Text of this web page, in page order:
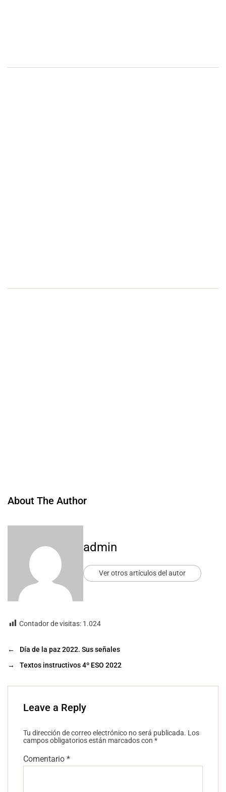
About The Author
admin
Ver otros artículos del autor
Contador de visitas: 1.024
←
Día de la paz 2022. Sus señales
→
Textos instructivos 4º ESO 2022
Leave a Reply
Tu dirección de correo electrónico no será publicada. Los
campos obligatorios están marcados con *
Comentario *